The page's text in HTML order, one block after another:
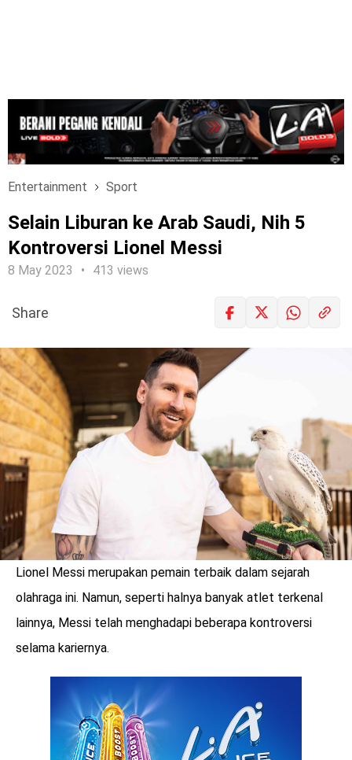
Entertainment Sport
Selain Liburan ke Arab Saudi, Nih 5
Kontroversi Lionel Messi
8 May 2023 413 views
benefit
LOGIN
Share
Lionel Messi merupakan pemain terbaik dalam sejarah
olahraga ini. Namun, seperti halnya banyak atlet terkenal
lainnya, Messi telah menghadapi beberapa kontroversi
selama kariernya.